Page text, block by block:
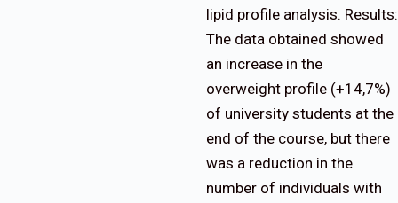
lipid profile analysis. Results:
The data obtained showed
an increase in the
overweight profile (+14,7%)
of university students at the
end of the course, but there
was a reduction in the
number of individuals with